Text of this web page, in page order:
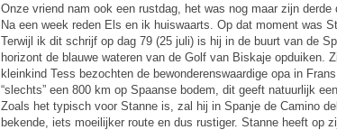
Onze vriend nam ook een rustdag, het was nog maar zijn derde
Na een week reden Els en ik huiswaarts. Op dat moment was
Terwijl ik dit schrijf op dag 79 (25 juli) is hij in de buurt van de
horizont de blauwe wateren van de Golf van Biskaje opduiken.
kleinkind Tess bezochten de bewonderenswaardige opa in
“slechts” een 800 km op Spaanse bodem, dit geeft natuurlijk een
Zoals het typisch voor Stanne is, zal hij in Spanje de Camino
bekende, iets moeilijker route en dus rustiger. Stanne heeft op